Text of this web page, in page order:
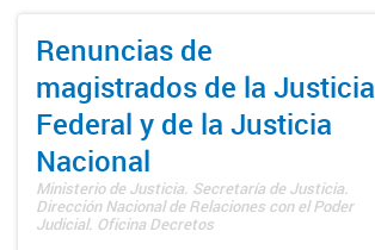
Renuncias de
magistrados de la Justicia
Federal y de la Justicia
Nacional
Ministerio de Justicia. Secretaría de Justicia.
Dirección Nacional de Relaciones con el Poder
Judicial. Oficina Decretos